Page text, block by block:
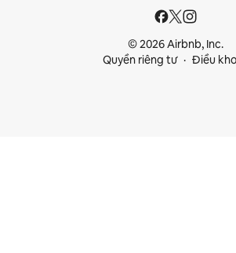
© 2026 Airbnb, Inc.
Quyền riêng tư
Điều